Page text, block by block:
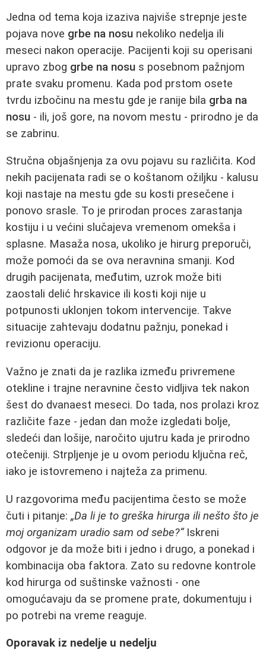
Jedna od tema koja izaziva najviše strepnje jeste
pojava nove grbe na nosu nekoliko nedelja ili
meseci nakon operacije. Pacijenti koji su operisani
upravo zbog grbe na nosu s posebnom pažnjom
prate svaku promenu. Kada pod prstom osete
tvrdu izbočinu na mestu gde je ranije bila grba na
nosu - ili, još gore, na novom mestu - prirodno je da
se zabrinu.
Stručna objašnjenja za ovu pojavu su različita. Kod
nekih pacijenata radi se o koštanom ožiljku - kalusu
koji nastaje na mestu gde su kosti presečene i
ponovo srasle. To je prirodan proces zarastanja
kostiju i u većini slučajeva vremenom omekša i
splasne. Masaža nosa, ukoliko je hirurg preporuči,
može pomoći da se ova neravnina smanji. Kod
drugih pacijenata, međutim, uzrok može biti
zaostali delić hrskavice ili kosti koji nije u
potpunosti uklonjen tokom intervencije. Takve
situacije zahtevaju dodatnu pažnju, ponekad i
revizionu operaciju.
Važno je znati da je razlika između privremene
otekline i trajne neravnine često vidljiva tek nakon
šest do dvanaest meseci. Do tada, nos prolazi kroz
različite faze - jedan dan može izgledati bolje,
sledeći dan lošije, naročito ujutru kada je prirodno
otečeniji. Strpljenje je u ovom periodu ključna reč,
iako je istovremeno i najteža za primenu.
U razgovorima među pacijentima često se može
čuti i pitanje: „Da li je to greška hirurga ili nešto što je
moj organizam uradio sam od sebe?“Iskreni
odgovor je da može biti i jedno i drugo, a ponekad i
kombinacija oba faktora. Zato su redovne kontrole
kod hirurga od suštinske važnosti - one
omogućavaju da se promene prate, dokumentuju i
po potrebi na vreme reaguje.
Oporavak iz nedelje u nedelju